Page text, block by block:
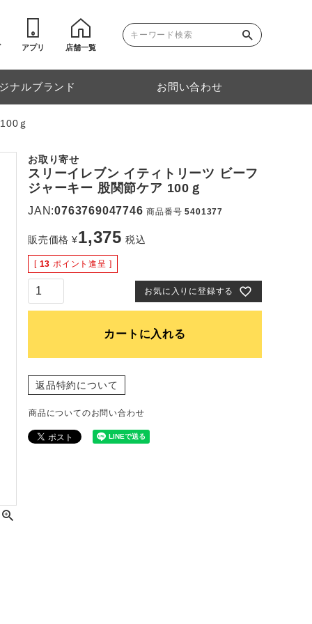
アプリ 店舗一覧
ナルブランド お問い合わせ
ｇ
お取り寄せ
スリーイレブン イティトリーツ ビーフ
ジャーキー 股関節ケア 100ｇ
JAN:0763769047746 商品番号 5401377
販売価格 ¥1,375 税込
[ 13 ポイント進呈 ]
お気に入りに登録する
カートに入れる
返品特約について
商品についてのお問い合わせ